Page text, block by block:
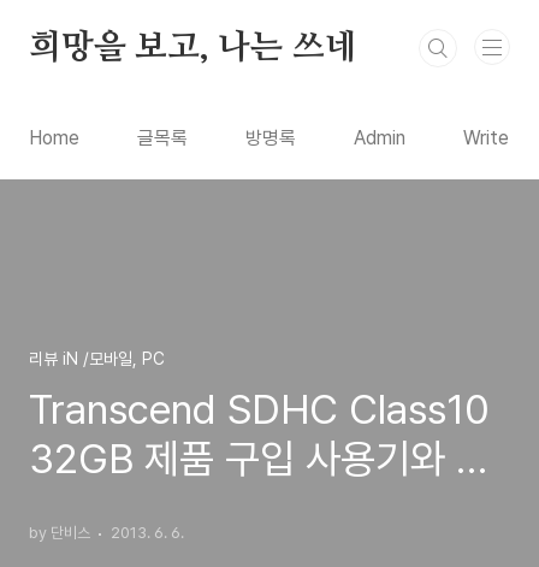
희망을 보고, 나는 쓰네
Home 글목록 방명록 Admin Write
리뷰 iN /모바일, PC
Transcend SDHC Class10
32GB 제품 구입 사용기와 디
외장 메모리 구입시 유의사항
by 단비스 2013. 6. 6.